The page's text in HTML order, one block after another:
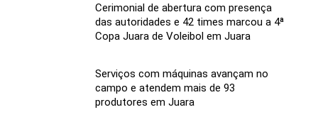
Cerimonial de abertura com presença
das autoridades e 42 times marcou a 4ª
Copa Juara de Voleibol em Juara
Serviços com máquinas avançam no
campo e atendem mais de 93
produtores em Juara